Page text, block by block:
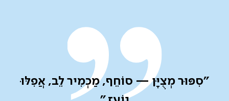
"סִפּוּר מְצֻיָּן — סוֹחֵף, מַכְמִיר לֵב, אֲפִלּוּ